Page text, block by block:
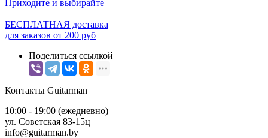
Приходите и выбирайте
БЕСПЛАТНАЯ доставка
для заказов от 200 руб
Поделиться ссылкой
Контакты Guitarman
10:00 - 19:00 (ежедневно)
ул. Советская 83-15ц
info@guitarman.by